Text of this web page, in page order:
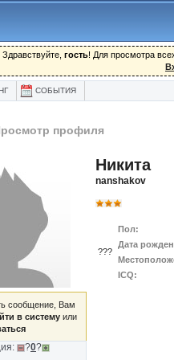
Здравствуйте, гость! Для просмотра
СОБЫТИЯ
профиля
сообщение, Вам
в систему или
?0?
Никита
nanshakov
???
Пол:
Дата
ICQ: